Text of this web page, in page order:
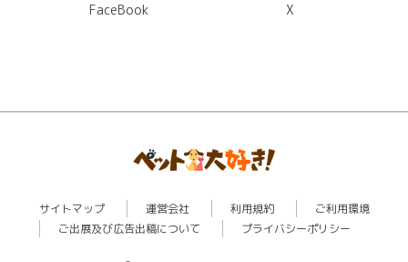
FaceBook
X
サイトマップ 運営会社 利用規約
ご利用環境
ご出展及び広告出稿について
プライバシーポリシー